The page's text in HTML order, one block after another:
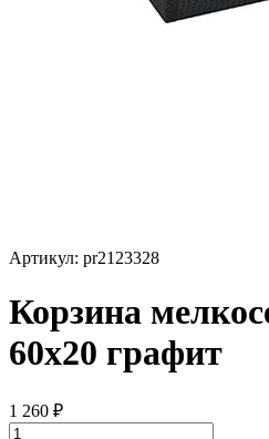
Артикул: pr2123328
Корзина
60х20 графит
1 260 ₽